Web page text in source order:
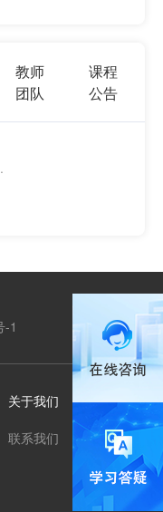
教师
团队
课程
公告
-1
关于我们
联系我们